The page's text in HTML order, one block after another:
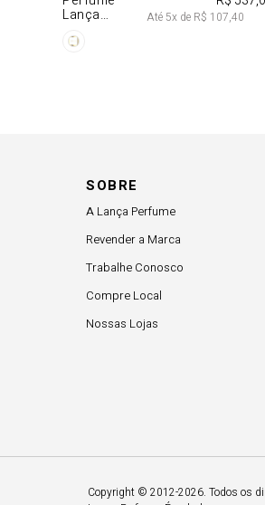
Lança Até 5x de R$ 107,40
SOBRE
A Lança Perfume
Revender a Marca
Trabalhe Conosco
Compre Local
Nossas Lojas
Copyright © 2012-2026. Todos os